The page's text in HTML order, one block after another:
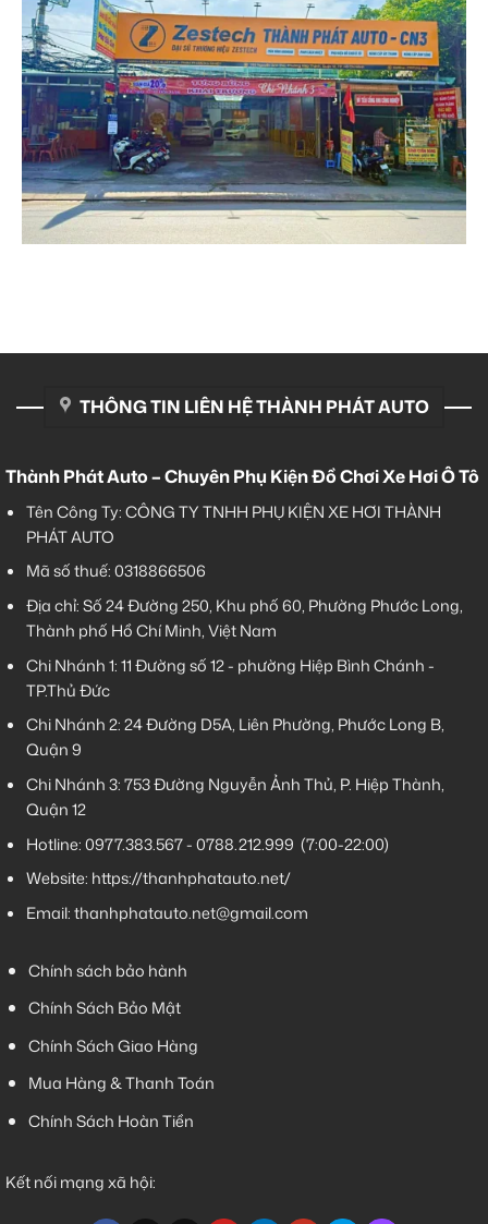
THÔNG TIN LIÊN HỆ THÀNH PHÁT AUTO
Thành Phát Auto – Chuyên Phụ Kiện Đồ Chơi Xe Hơi Ô Tô
Tên Công Ty: CÔNG TY TNHH PHỤ KIỆN XE HƠI THÀNH
PHÁT AUTO
Mã số thuế: 0318866506
Địa chỉ: Số 24 Đường 250, Khu phố 60, Phường Phước Long,
Thành phố Hồ Chí Minh, Việt Nam
Chi Nhánh 1:11 Đường số 12 - phường Hiệp Bình Chánh -
TP.Thủ Đức
Chi Nhánh 2:24 Đường D5A, Liên Phường, Phước Long B,
Quận 9
Chi Nhánh 3:753 Đường Nguyễn Ảnh Thủ, P. Hiệp Thành,
Quận 12
Hotline:0977.383.567-0788.212.999 (7:00-22:00)
Website: https://thanhphatauto.net/
Email:thanhphatauto.net@gmail.com
Chính sách bảo hành
Chính Sách Bảo Mật
Chính Sách Giao Hàng
Mua Hàng & Thanh Toán
Chính Sách Hoàn Tiền
Kết nối mạng xã hội: